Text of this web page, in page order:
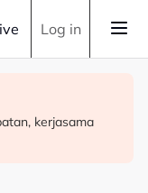
Log in
siasatan
api diperketat
kerjasama